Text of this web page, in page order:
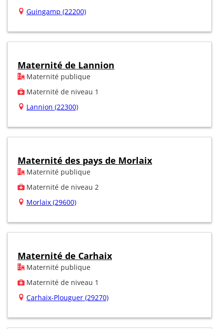
Guingamp (22200)
Maternité de Lannion
Maternité publique
Maternité de niveau 1
Lannion (22300)
Maternité des pays de Morlaix
Maternité publique
Maternité de niveau 2
Morlaix (29600)
Maternité de Carhaix
Maternité publique
Maternité de niveau 1
Carhaix-Plouguer (29270)